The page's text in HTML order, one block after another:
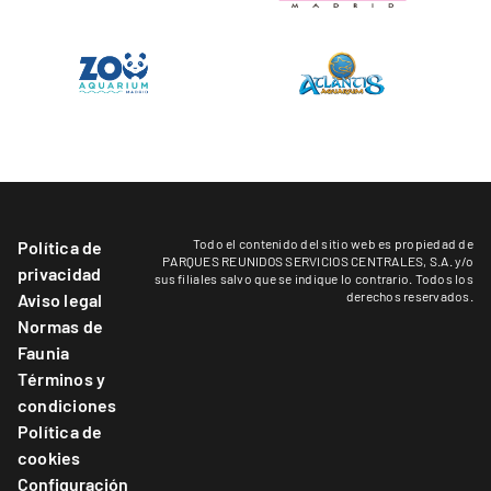
Política de
privacidad
Aviso legal
Normas de
Faunia
Términos y
condiciones
Política de
cookies
Configuración
Todo el contenido del sitio web es propiedad de
PARQUES REUNIDOS SERVICIOS CENTRALES, S.A. y/o
sus filiales salvo que se indique lo contrario. Todos los
derechos reservados.